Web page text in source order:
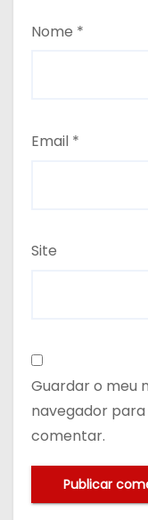
Nome *
Email *
Site
Guardar o meu
navegador para
comentar.